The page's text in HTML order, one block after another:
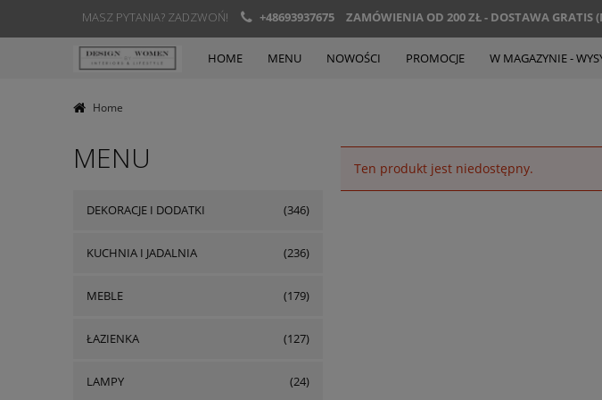
MASZ PYTANIA? ZADZWOŃ! +48693937675 ZAMÓWIENIA OD 200 ZŁ - DOSTAWA GRATIS
HOME MENU NOWOŚCI PROMOCJE W MAGAZYNIE -
Home
MENU
DEKORACJE I DODATKI (346)
KUCHNIA I JADALNIA (236)
MEBLE (179)
ŁAZIENKA (127)
LAMPY (24)
Ten produkt jest niedostępny.